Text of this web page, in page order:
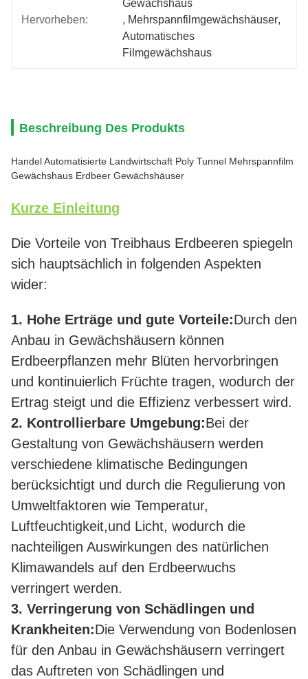
Hervorheben:
Gewächshaus
, Mehrspannfilmgewächshäuser,
Automatisches
Filmgewächshaus
Beschreibung Des Produkts
Handel Automatisierte Landwirtschaft Poly Tunnel Mehrspannfilm
Gewächshaus Erdbeer Gewächshäuser
Kurze Einleitung
Die Vorteile von Treibhaus Erdbeeren spiegeln
sich hauptsächlich in folgenden Aspekten
wider:
1. Hohe Erträge und gute Vorteile:Durch den
Anbau in Gewächshäusern können
Erdbeerpflanzen mehr Blüten hervorbringen
und kontinuierlich Früchte tragen, wodurch der
Ertrag steigt und die Effizienz verbessert wird.
2. Kontrollierbare Umgebung:Bei der
Gestaltung von Gewächshäusern werden
verschiedene klimatische Bedingungen
berücksichtigt und durch die Regulierung von
Umweltfaktoren wie Temperatur,
Luftfeuchtigkeit,und Licht, wodurch die
nachteiligen Auswirkungen des natürlichen
Klimawandels auf den Erdbeerwuchs
verringert werden.
3. Verringerung von Schädlingen und
Krankheiten:Die Verwendung von Bodenlosen
für den Anbau in Gewächshäusern verringert
das Auftreten von Schädlingen und